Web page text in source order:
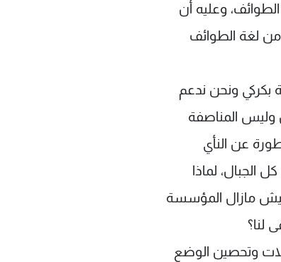
وعليه أن
لغة الطوائف
بكركي ونحن ندعم
وليس المناصفة
عن النأي
الجبال، لماذا
مازال المؤسسة
لنا؟
وتحصين الوضع